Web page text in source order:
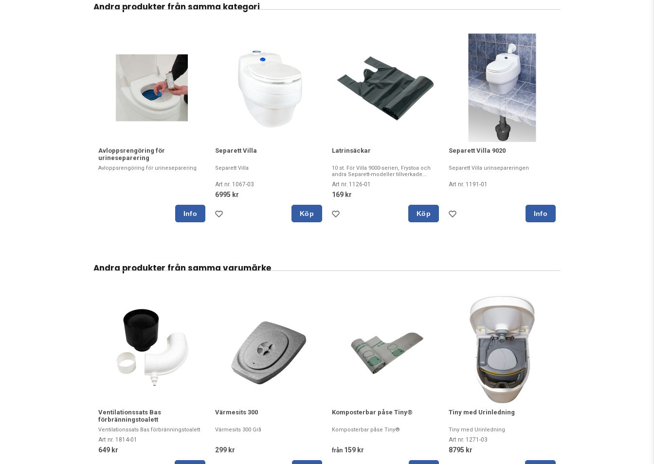
Andra produkter från samma kategori
Avloppsrengöring för
urineseparering
Avloppsrengöring för urineseparering
Separett Villa
Separett Villa
Art nr. 1067-03
6995 kr
Köp
Latrinsäckar
10 st. För Villa 9000-serien, Frystoa och
andra Separett-modeller tillverkade...
Art nr. 1126-01
169 kr
Köp
Separett Villa 9020
Separett Villa urinsepareringen
Art nr. 1191-01
Andra produkter från samma varumärke
Ventilationssats Bas
förbränningstoalett
Ventilationssats Bas förbränningstoalett
Art nr. 1814-01
649 kr
Värmesits 300
Värmesits 300 Grå
299 kr
Komposterbar påse Tiny®
Komposterbar påse Tiny®
från 159 kr
Tiny med Urinledning
Tiny med Urinledning
Art nr. 1271-03
8795 kr